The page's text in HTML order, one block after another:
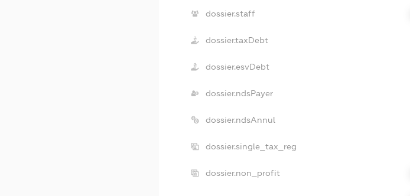
dossier.staff
dossier.taxDebt
dossier.esvDebt
dossier.ndsPayer
dossier.ndsAnnul
dossier.single_tax_reg
dossier.non_profit